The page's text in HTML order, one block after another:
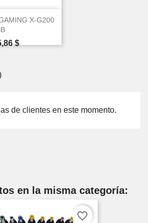
X-G200
$
de clientes en este momento.
en la misma categoría:
favorite_border